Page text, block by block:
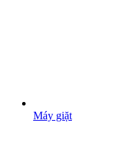
Máy giặt